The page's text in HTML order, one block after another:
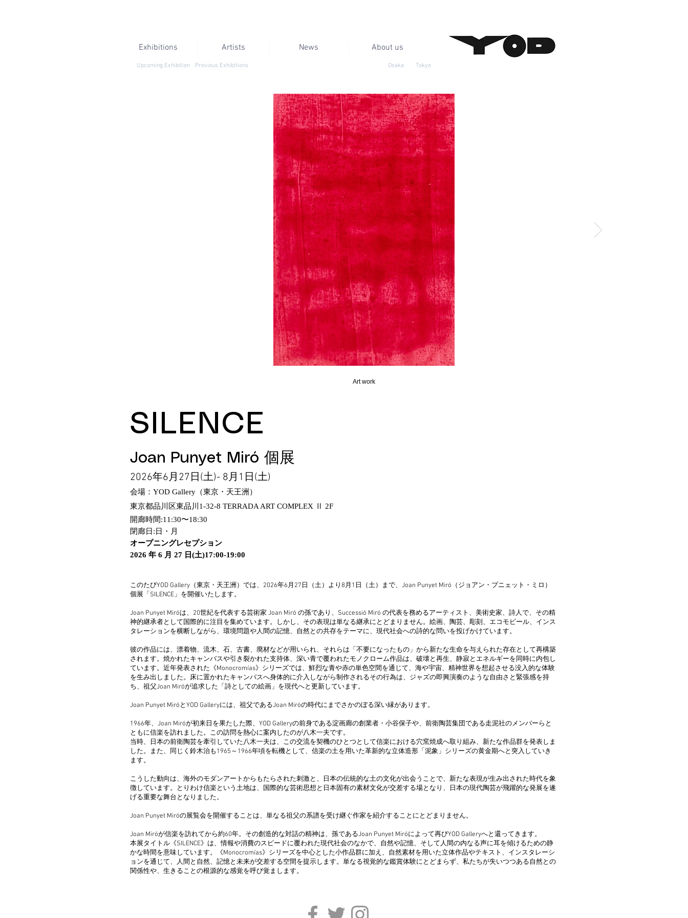
Exhibitions Artists News About us
Upcoming Exhibition Previous Exhibitions Osaka Tokyo
Art work
SILENCE
Joan Punyet Miró 個展
2026年6月27日(土)- 8月1日(土)
会場：YOD Gallery（東京・天王洲）
東京都品川区東品川1-32-8 TERRADA ART COMPLEX Ⅱ 2F
開廊時間:11:30〜18:30
閉廊日:日・月
オープニングレセプション
2026 年 6 月 27 日(土)17:00-19:00
このたびYOD Gallery（東京・天王洲）では、2026年6月27日（土）より8月1日（土）まで、Joan Punyet Miró（ジョアン・プニェット・ミロ）
個展「SILENCE」を開催いたします。
Joan Punyet Miróは、20世紀を代表する芸術家 Joan Miró の孫であり、Successió Miró の代表を務めるアーティスト、美術史家、詩人で、その精
神的継承者として国際的に注目を集めています。しかし、その表現は単なる継承にとどまりません。絵画、陶芸、彫刻、エコモビール、インス
タレーションを横断しながら、環境問題や人間の記憶、自然との共存をテーマに、現代社会への詩的な問いを投げかけています。
彼の作品には、漂着物、流木、石、古書、廃材などが用いられ、それらは「不要になったもの」から新たな生命を与えられた存在として再構築
されます。焼かれたキャンバスや引き裂かれた支持体、深い青で覆われたモノクローム作品は、破壊と再生、静寂とエネルギーを同時に内包し
ています。近年発表された《Monocromías》シリーズでは、鮮烈な青や赤の単色空間を通じて、海や宇宙、精神世界を想起させる没入的な体験
を生み出しました。床に置かれたキャンバスへ身体的に介入しながら制作されるその行為は、ジャズの即興演奏のような自由さと緊張感を持
ち、祖父Joan Miróが追求した「詩としての絵画」を現代へと更新しています。
Joan Punyet MiróとYOD Galleryには、祖父であるJoan Miróの時代にまでさかのぼる深い縁があります。
1966年、Joan Miróが初来日を果たした際、YOD Galleryの前身である淀画廊の創業者・小谷保子や、前衛陶芸集団である走泥社のメンバーらと
ともに信楽を訪れました。この訪問を熱心に案内したのが八木一夫です。
当時、日本の前衛陶芸を牽引していた八木一夫は、この交流を契機のひとつとして信楽における穴窯焼成へ取り組み、新たな作品群を発表しま
した。また、同じく鈴木治も1965～1966年頃を転機として、信楽の土を用いた革新的な立体造形「泥象」シリーズの黄金期へと突入していき
ます。
こうした動向は、海外のモダンアートからもたらされた刺激と、日本の伝統的な土の文化が出会うことで、新たな表現が生み出された時代を象
徴しています。とりわけ信楽という土地は、国際的な芸術思想と日本固有の素材文化が交差する場となり、日本の現代陶芸が飛躍的な発展を遂
げる重要な舞台となりました。
Joan Punyet Miróの展覧会を開催することは、単なる祖父の系譜を受け継ぐ作家を紹介することにとどまりません。
Joan Miróが信楽を訪れてから約60年。その創造的な対話の精神は、孫であるJoan Punyet Miróによって再びYOD Galleryへと還ってきます。
本展タイトル《SILENCE》は、情報や消費のスピードに覆われた現代社会のなかで、自然や記憶、そして人間の内なる声に耳を傾けるための静
かな時間を意味しています。《Monocromías》シリーズを中心とした小作品群に加え、自然素材を用いた立体作品やテキスト、インスタレーシ
ョンを通じて、人間と自然、記憶と未来が交差する空間を提示します。単なる視覚的な鑑賞体験にとどまらず、私たちが失いつつある自然との
関係性や、生きることの根源的な感覚を呼び覚まします。